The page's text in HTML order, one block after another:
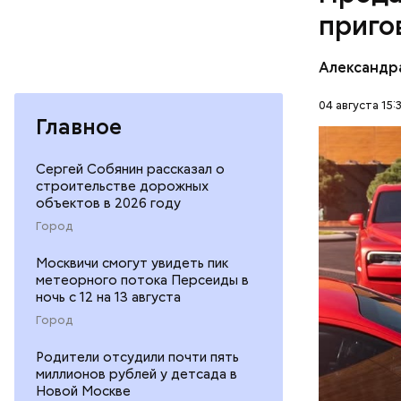
Главное
Сергей Собянин рассказал о
строительстве дорожных
объектов в 2026 году
Город
Москвичи смогут увидеть пик
метеорного потока Персеиды в
ночь с 12 на 13 августа
Город
Родители отсудили почти пять
миллионов рублей у детсада в
Новой Москве
04 августа
В мае
Гусейна
неуплате
размере.
Фото:
НАЛОГИ
ГАСАН
скрытую